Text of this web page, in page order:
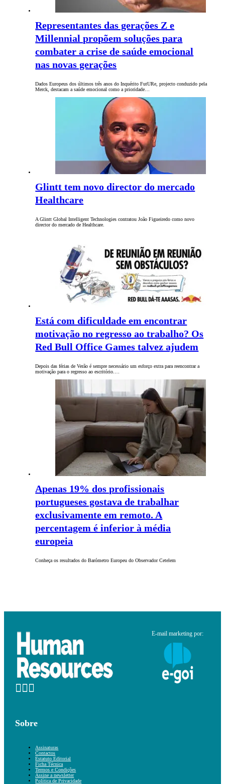
Representantes das gerações Z e
Millennial propõem soluções para
combater a crise de saúde emocional
nas novas gerações
Dados Europeus dos últimos três anos do Inquérito FutURe, projecto conduzido pela
Merck, destacam a saúde emocional como a prioridade…
Glintt tem novo director do mercado
Healthcare
A Glintt Global Intelligent Technologies contratou João Figueiredo como novo
director do mercado de Healthcare.
Está com dificuldade em encontrar
motivação no regresso ao trabalho? Os
Red Bull Office Games talvez ajudem
Depois das férias de Verão é sempre necessário um esforço extra para reencontrar a
motivação para o regresso ao escritório.…
Apenas 19% dos profissionais
portugueses gostava de trabalhar
exclusivamente em remoto. A
percentagem é inferior à média
europeia
Conheça os resultados do Barómetro Europeu do Observador Cetelem
E-mail marketing por:
Sobre
Assinaturas
Contactos
Estatuto Editorial
Ficha Técnica
Termos e Condições
Assine a newsletter
Política de Privacidade